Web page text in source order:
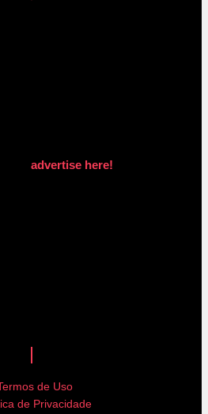
advertise here!
de Uso
de Privacidade